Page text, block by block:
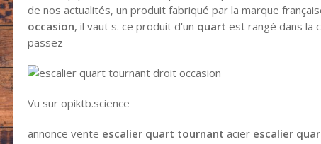
de nos actualités, un produit fabriqué par la marque
occasion, il vaut s. ce produit d'un quart est rangé dans la
passez
Vu sur opiktb.science
annonce vente escalier quart tournant acier escalier